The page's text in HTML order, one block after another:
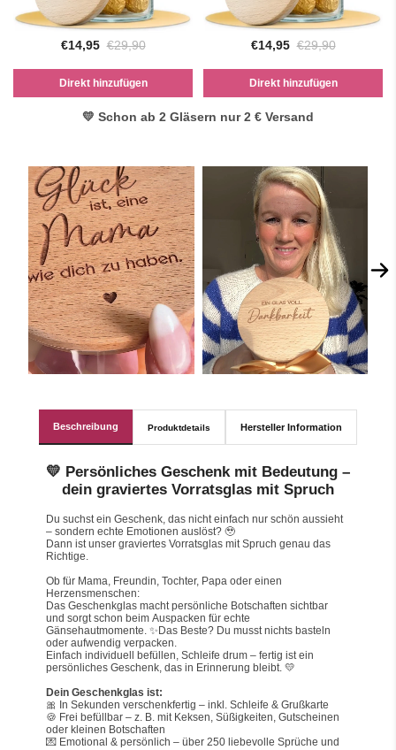
€14,95 €29,90
Direkt hinzufügen
€14,95 €29,90
Direkt hinzufügen
💛 Schon ab 2 Gläsern nur 2 € Versand
Beschreibung Produktdetails Hersteller Information
💛 Persönliches Geschenk mit Bedeutung –
dein graviertes Vorratsglas mit Spruch
Du suchst ein Geschenk, das nicht einfach nur schön aussieht
– sondern echte Emotionen auslöst? 🥹
Dann ist unser graviertes Vorratsglas mit Spruch genau das
Richtige.
Ob für Mama, Freundin, Tochter, Papa oder einen
Herzensmenschen:
Das Geschenkglas macht persönliche Botschaften sichtbar
und sorgt schon beim Auspacken für echte
Gänsehautmomente. ✨Das Beste? Du musst nichts basteln
oder aufwendig verpacken.
Einfach individuell befüllen, Schleife drum – fertig ist ein
persönliches Geschenk, das in Erinnerung bleibt. 💛
Dein Geschenkglas ist:
🎀 In Sekunden verschenkfertig – inkl. Schleife & Grußkarte
🍪 Frei befüllbar – z. B. mit Keksen, Süßigkeiten, Gutscheinen
oder kleinen Botschaften
💌 Emotional & persönlich – über 250 liebevolle Sprüche und